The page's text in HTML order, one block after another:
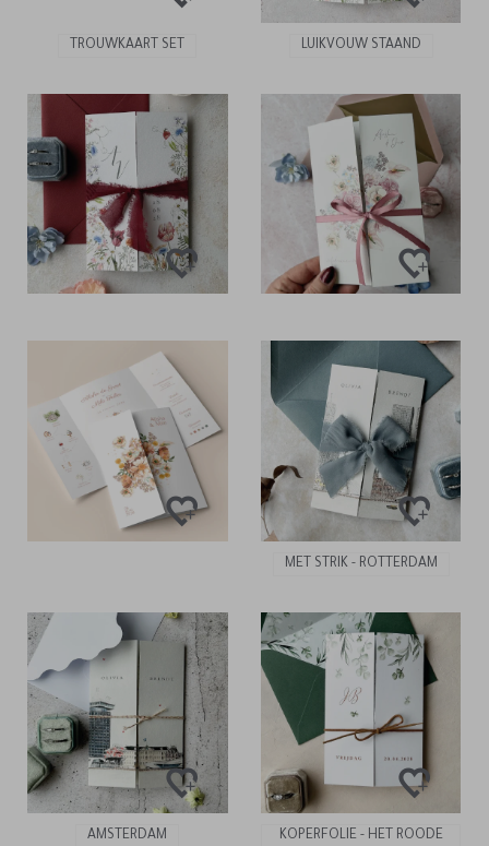
TROUWKAART SET LUIKVOUW STAAND
MET STRIK - ROTTERDAM
AMSTERDAM
KOPERFOLIE - HET ROODE